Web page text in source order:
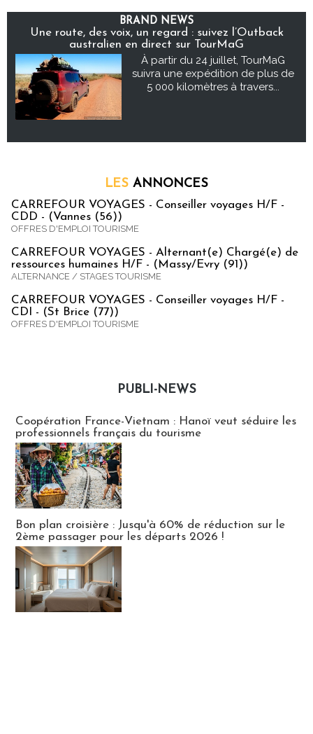
BRAND NEWS
Une route, des voix, un regard : suivez l’Outback
australien en direct sur TourMaG
À partir du 24 juillet, TourMaG
suivra une expédition de plus de
5 000 kilomètres à travers...
LES ANNONCES
CARREFOUR VOYAGES - Conseiller voyages H/F -
CDD - (Vannes (56))
OFFRES D'EMPLOI TOURISME
CARREFOUR VOYAGES - Alternant(e) Chargé(e) de
ressources humaines H/F - (Massy/Evry (91))
ALTERNANCE / STAGES TOURISME
CARREFOUR VOYAGES - Conseiller voyages H/F -
CDI - (St Brice (77))
OFFRES D'EMPLOI TOURISME
PUBLI-NEWS
Coopération France-Vietnam : Hanoï veut séduire les
professionnels français du tourisme
Bon plan croisière : Jusqu'à 60% de réduction sur le
2ème passager pour les départs 2026 !